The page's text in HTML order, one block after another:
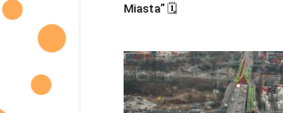
Miasta” 🗓